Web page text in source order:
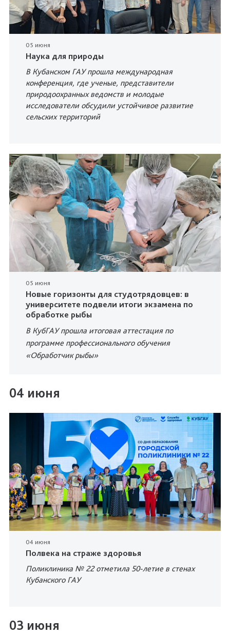
05 июня
Наука для природы
В Кубанском ГАУ прошла международная
конференция, где ученые, представители
природоохранных ведомств и молодые
исследователи обсудили устойчивое развитие
сельских территорий
05 июня
Новые горизонты для студотрядовцев: в
университете подвели итоги экзамена по
обработке рыбы
В КубГАУ прошла итоговая аттестация по
программе профессионального обучения
«Обработчик рыбы»
04 июня
04 июня
Полвека на страже здоровья
Поликлиника № 22 отметила 50-летие в стенах
Кубанского ГАУ
03 июня